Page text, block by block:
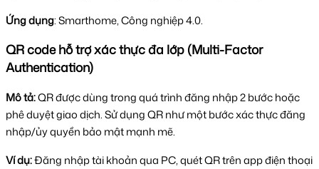
Ứng dụng: Smarthome, Công nghiệp 4.0.
QR code hỗ trợ xác thực đa lớp (Multi-Factor
Authentication)
Mô tả:QR được dùng trong quá trình đăng nhập 2 bước hoặc
phê duyệt giao dịch.Sử dụng QR như một bước xác thực đăng
nhập/ủy quyền bảo mật mạnh mẽ.
Ví dụ:Đăng nhập tài khoản qua PC, quét QR trên app điện thoại